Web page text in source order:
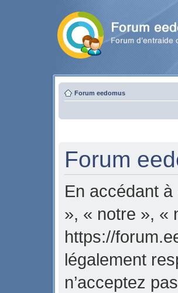
Forum eedomus
Forum
En accédant
», « notre », «
https://
légalement
n’acceptez